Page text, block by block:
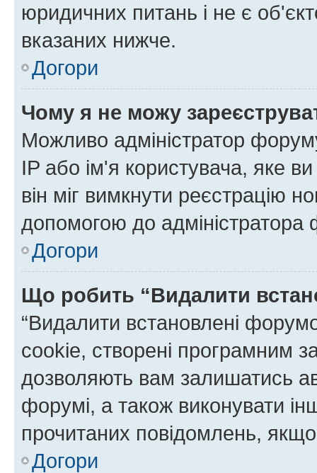
юридичних питань і не є
вказаних нижче.
Догори
Чому я не можу
Можливо адміністратор
IP або ім'я користувача, яке
він міг вимкнути реєстрацію
допомогою до адміністратора
Догори
Що робить “Видалити
“Видалити встановлені
cookie, створені програмним
дозволяють вам залишатись
форумі, а також виконувати
прочитаних повідомлень,
Догори